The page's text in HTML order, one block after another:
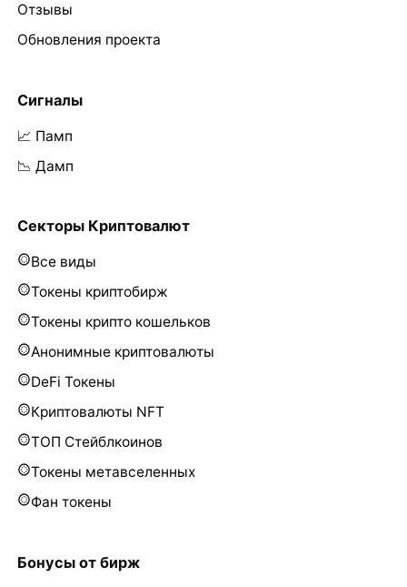
Отзывы
Обновления проекта
Сигналы
📈 Памп
📉 Дамп
Секторы Криптовалют
Все виды
Токены криптобирж
Токены крипто кошельков
Анонимные криптовалюты
DeFi Токены
Криптовалюты NFT
ТОП Стейблкоинов
Токены метавселенных
Фан токены
Бонусы от бирж